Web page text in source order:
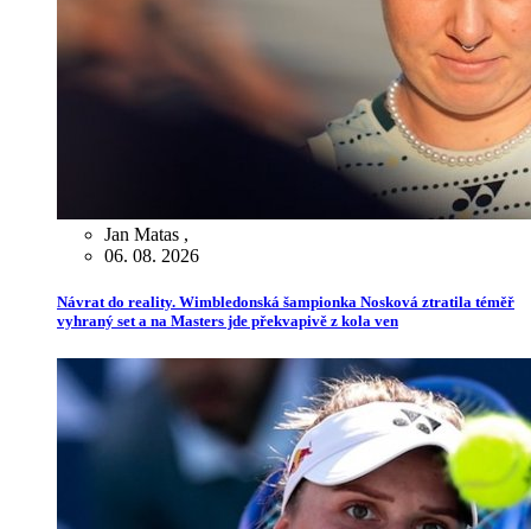
Jan Matas ,
06. 08. 2026
Návrat do reality. Wimbledonská šampionka Nosková ztratila téměř
vyhraný set a na Masters jde překvapivě z kola ven